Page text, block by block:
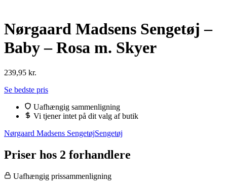
Nørgaard Madsens Sengetøj –
Baby – Rosa m. Skyer
239,95 kr.
Se bedste pris
Uafhængig sammenligning
Vi tjener intet på dit valg af butik
Nørgaard Madsens SengetøjSengetøj
Priser hos 2 forhandlere
Uafhængig prissammenligning